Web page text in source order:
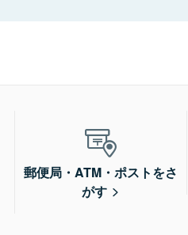
郵便局・ATM・ポストをさ
がす